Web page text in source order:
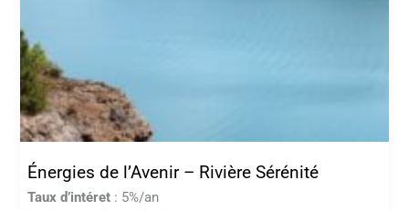
Énergies de l’Avenir – Rivière Sérénité
Taux d’intéret : 5%/an